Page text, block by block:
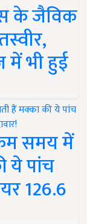
के जैविक
भी हुई
समय में
ये पांच
126.6